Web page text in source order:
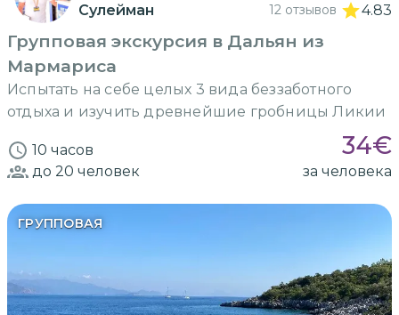
Сулейман 12 отзывов 4.83
Групповая экскурсия в Дальян из
Мармариса
Испытать на себе целых 3 вида беззаботного
отдыха и изучить древнейшие гробницы Ликии
10 часов 34€
до 20 человек за человека
ГРУППОВАЯ